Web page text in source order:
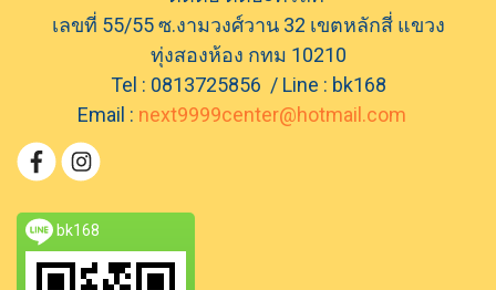
เลขที่ 55/55 ซ.งามวงศ์วาน 32 เขตหลักสี่ แขวง
ทุ่งสองห้อง กทม 10210
Tel : 0813725856 / Line : bk168
Email : next9999center@hotmail.com
bk168